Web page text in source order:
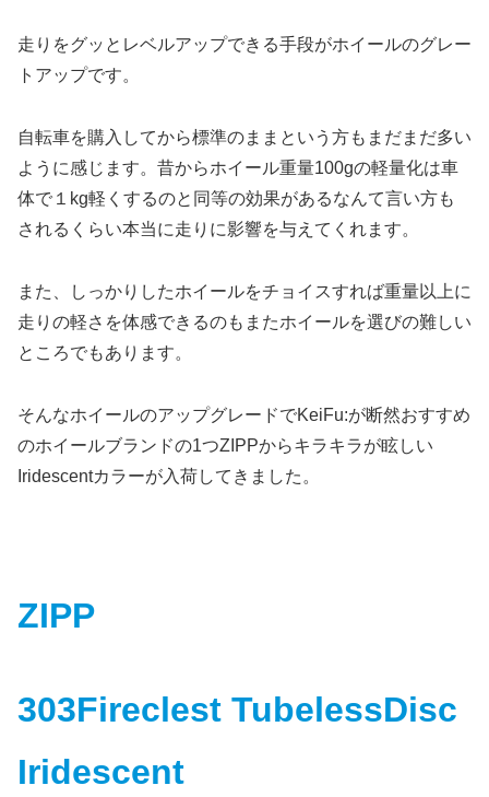
走りをグッとレベルアップできる手段がホイールのグレー
トアップです。
自転車を購入してから標準のままという方もまだまだ多い
ように感じます。昔からホイール重量100gの軽量化は車
体で１kg軽くするのと同等の効果があるなんて言い方も
されるくらい本当に走りに影響を与えてくれます。
また、しっかりしたホイールをチョイスすれば重量以上に
走りの軽さを体感できるのもまたホイールを選びの難しい
ところでもあります。
そんなホイールのアップグレードでKeiFu:が断然おすすめ
のホイールブランドの1つZIPPからキラキラが眩しい
Iridescentカラーが入荷してきました。
ZIPP
303Fireclest TubelessDisc
Iridescent